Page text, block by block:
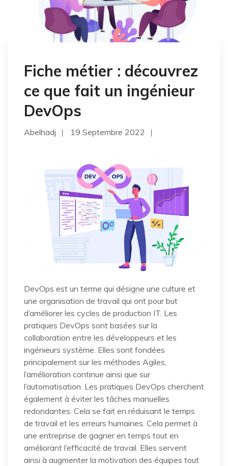
Fiche métier : découvrez
ce que fait un ingénieur
DevOps
Abelhadj 19 Septembre 2022
DevOps est un terme qui désigne une culture et
une organisation de travail qui ont pour but
d’améliorer les cycles de production IT. Les
pratiques DevOps sont basées sur la
collaboration entre les développeurs et les
ingénieurs système. Elles sont fondées
principalement sur les méthodes Agiles,
l’amélioration continue ainsi que sur
l’automatisation. Les pratiques DevOps cherchent
également à éviter les tâches manuelles
redondantes. Cela se fait en réduisant le temps
de travail et les erreurs humaines. Cela permet à
une entreprise de gagner en temps tout en
améliorant l’efficacité de travail. Elles servent
ainsi à augmenter la motivation des équipes tout